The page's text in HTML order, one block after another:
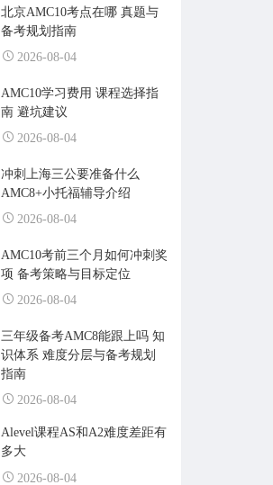
北京AMC10考点在哪 真题与
备考规划指南
2026-08-04
AMC10学习费用 课程选择指
南 避坑建议
2026-08-04
冲刺上海三公要准备什么
AMC8+小托福辅导介绍
2026-08-04
AMC10考前三个月如何冲刺奖
项 备考策略与目标定位
2026-08-04
三年级备考AMC8能跟上吗 知
识体系 难度分层与备考规划
指南
2026-08-04
Alevel课程AS和A2难度差距有
多大
2026-08-04